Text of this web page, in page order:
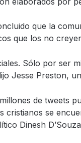
que la
que los no
Sólo por ser
Jesse Preston,
de tweets
cristianos se
Dinesh